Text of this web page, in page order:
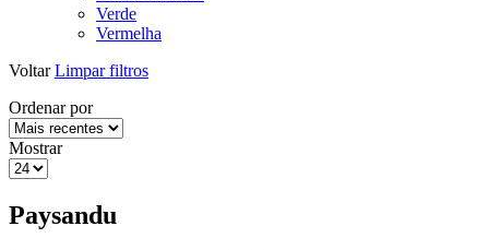
Verde
Vermelha
Voltar Limpar filtros
Ordenar por
Mostrar
Paysandu